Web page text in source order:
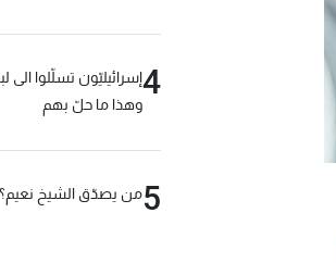
4إسرائيليّون تسلّلوا الى
وهذا ما حلّ بهم
5من يصدّق الشيخ نعيم؟